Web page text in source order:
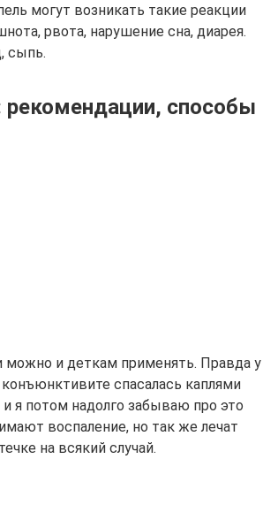
могут возникать такие реакции
рвота, нарушение сна, диарея.
сыпь.
способы
можно и деткам применять. Правда у
спасалась каплями
я потом надолго забываю про это
воспаление, но так же лечат
на всякий случай.